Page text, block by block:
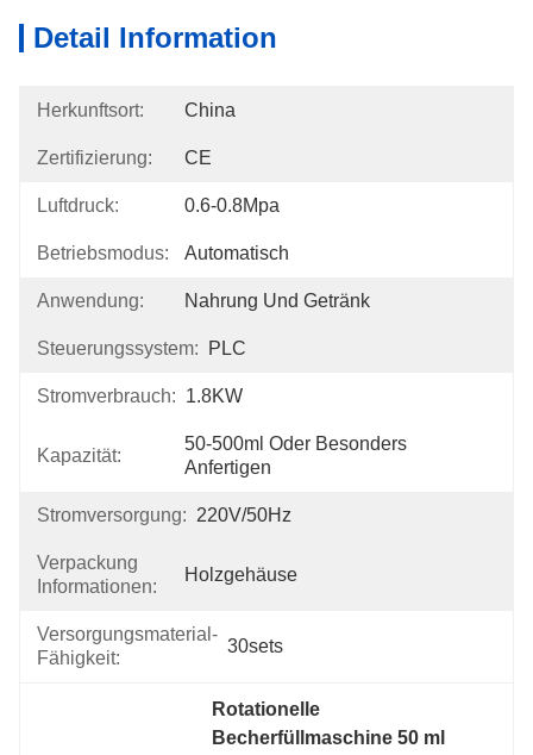
Detail Information
Herkunftsort: China
Zertifizierung: CE
Luftdruck: 0.6-0.8Mpa
Betriebsmodus: Automatisch
Anwendung: Nahrung Und Getränk
Steuerungssystem: PLC
Stromverbrauch: 1.8KW
Kapazität:
50-500ml Oder Besonders
Anfertigen
Stromversorgung: 220V/50Hz
Verpackung
Informationen:
Holzgehäuse
Versorgungsmaterial-
Fähigkeit:
30sets
Rotationelle
Becherfüllmaschine 50 ml